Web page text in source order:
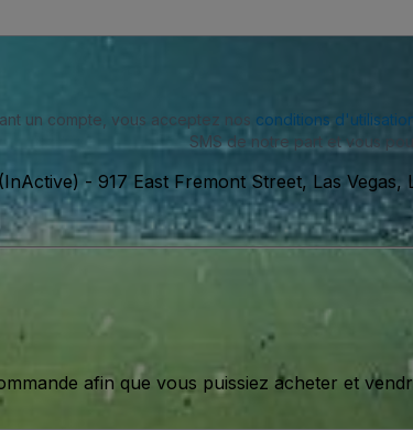
un compte, vous acceptez nos conditions
SMS de notre part et vous
- 917 East Fremont Street, Las Vegas,
afin que vous puissiez acheter et